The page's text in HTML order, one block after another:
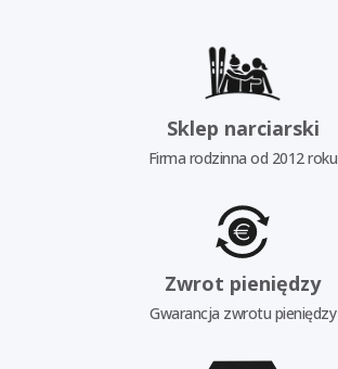
Sklep narciarski
Firma rodzinna od 2012 roku
Zwrot pieniędzy
Gwarancja zwrotu pieniędzy